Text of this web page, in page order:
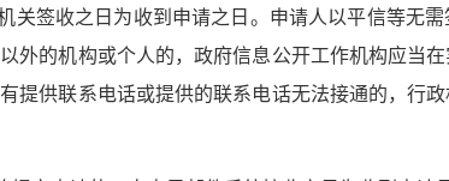
关签收之日为收到申请之日。申请人以平信等无
外的机构或个人的，政府信息公开工作机构应当
提供联系电话或提供的联系电话无法接通的，行